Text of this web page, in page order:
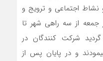
اجتماعی و ترویج و
از سه راهی شهر تا
شرکت کنندگان در
را پیمودند و در پایان پس از